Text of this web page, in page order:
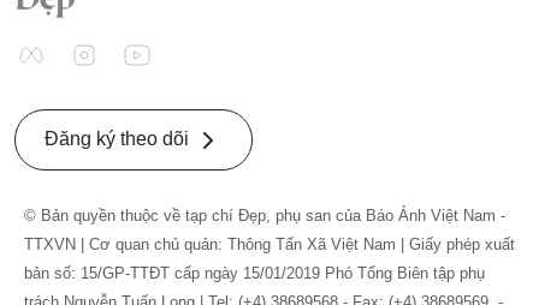
Đăng ký theo dõi
© Bản quyền thuộc về tạp chí Đẹp, phụ san của Báo Ảnh Việt Nam -
TTXVN | Cơ quan chủ quản: Thông Tấn Xã Việt Nam | Giấy phép xuất
bản số: 15/GP-TTĐT cấp ngày 15/01/2019 Phó Tổng Biên tập phụ